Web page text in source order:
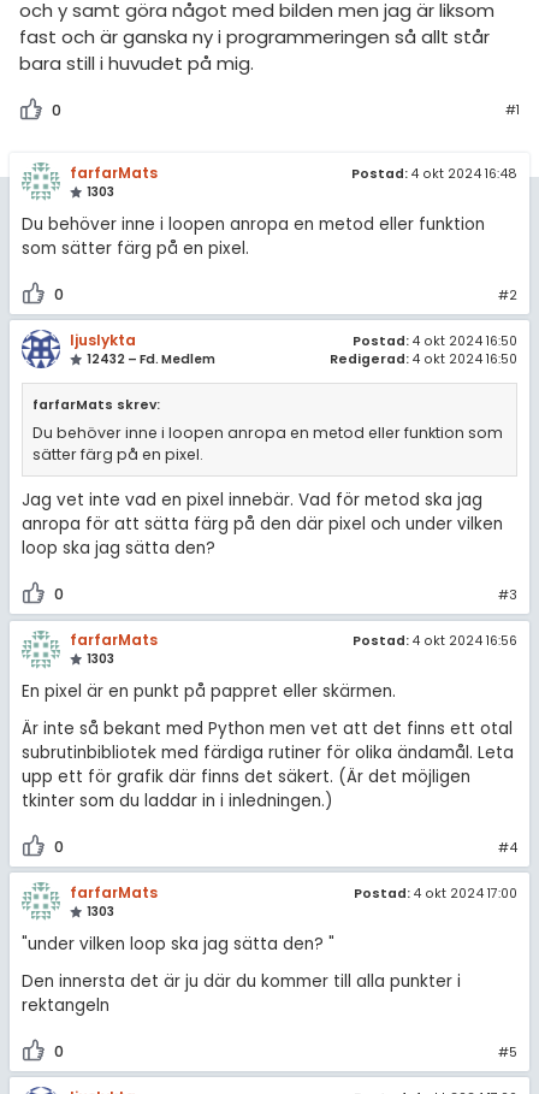
och y samt göra något med bilden men jag är liksom
fast och är ganska ny i programmeringen så allt står
bara still i huvudet på mig.
0 #1
farfarMats
1303
Postad: 4 okt 2024 16:48
Du behöver inne i loopen anropa en metod eller funktion
som sätter färg på en pixel.
0 #2
ljuslykta
12432 – Fd. Medlem
Postad: 4 okt 2024 16:50
Redigerad: 4 okt 2024 16:50
farfarMats skrev:
Du behöver inne i loopen anropa en metod eller funktion som
sätter färg på en pixel.
Jag vet inte vad en pixel innebär. Vad för metod ska jag
anropa för att sätta färg på den där pixel och under vilken
loop ska jag sätta den?
0 #3
farfarMats
1303
Postad: 4 okt 2024 16:56
En pixel är en punkt på pappret eller skärmen.
Är inte så bekant med Python men vet att det finns ett otal
subrutinbibliotek med färdiga rutiner för olika ändamål. Leta
upp ett för grafik där finns det säkert. (Är det möjligen
tkinter som du laddar in i inledningen.)
0 #4
farfarMats
1303
Postad: 4 okt 2024 17:00
"under vilken loop ska jag sätta den? "
Den innersta det är ju där du kommer till alla punkter i
rektangeln
0 #5
För lärare